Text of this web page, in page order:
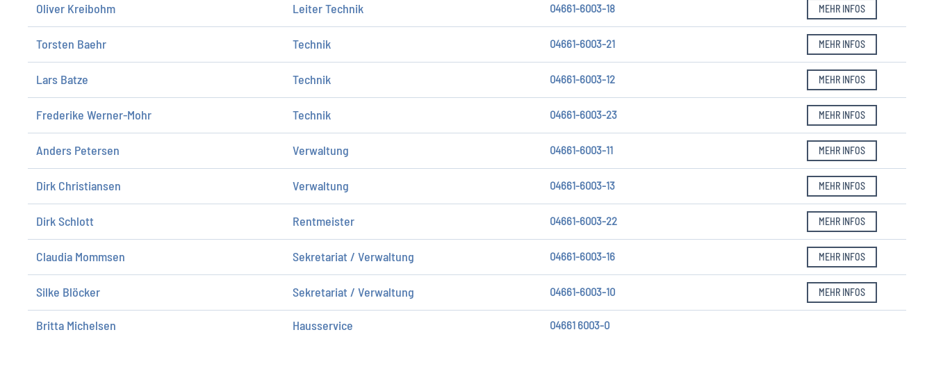
Oliver Kreibohm Leiter Technik 04661-6003-18 MEHR INFOS
Torsten Baehr Technik 04661-6003-21 MEHR INFOS
Lars Batze Technik 04661-6003-12 MEHR INFOS
Frederike Werner-Mohr Technik 04661-6003-23 MEHR INFOS
Anders Petersen Verwaltung 04661-6003-11 MEHR INFOS
Dirk Christiansen Verwaltung 04661-6003-13 MEHR INFOS
Dirk Schlott Rentmeister 04661-6003-22 MEHR INFOS
Claudia Mommsen Sekretariat / Verwaltung 04661-6003-16 MEHR INFOS
Silke Blöcker Sekretariat / Verwaltung 04661-6003-10 MEHR INFOS
Britta Michelsen Hausservice 04661 6003-0